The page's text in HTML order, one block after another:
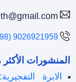
9026921959
المنشورات
الابرة